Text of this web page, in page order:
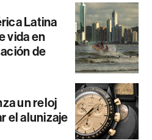
Latina
vida en
de
un reloj
el alunizaje